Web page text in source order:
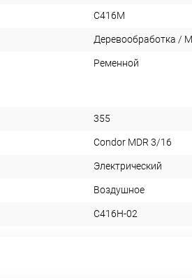
С416М
Деревообработка /
Ременной
355
Condor MDR 3/16
Электрический
Воздушное
С416Н-02